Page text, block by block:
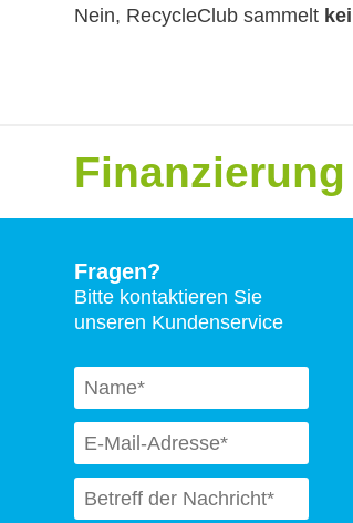
Nein, RecycleClub sammelt
Finanzierung
Fragen?
Bitte kontaktieren Sie
unseren Kundenservice
Naam *
Email *
Subject *